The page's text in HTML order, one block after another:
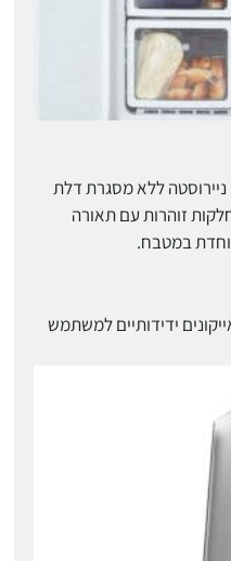
ניירוסטה ללא מסגרת דלת
זוהרות עם תאורה
במטבח.
ידידותיים למשתמש